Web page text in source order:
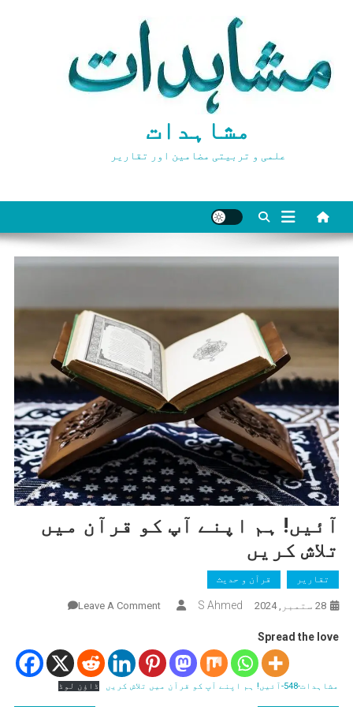
مشاہدات
علمی و تربیتی مضامین اور تقاریر
آئیں! ہم اپنے آپ کو قرآن میں
تلاش کریں
تقاریر قرآن و حدیث
28 ستمبر, 2024 S Ahmed
Leave A Comment
اپنے
آپ
کو
Spread the love
مشاہدات-548-آئیں! ہم اپنے آپ کو قرآن میں تلاش کریں ڈاؤن لوڈ